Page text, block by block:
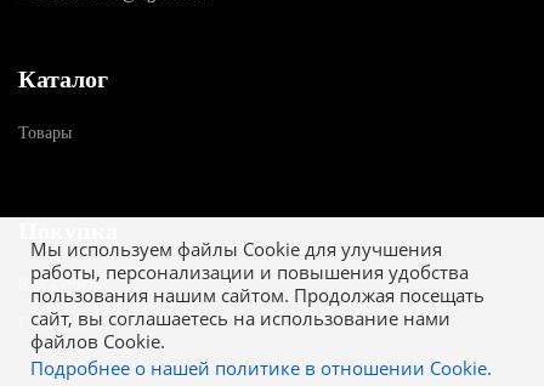
Мы используем файлы Cookie для улучшения
работы, персонализации и повышения удобства
пользования нашим сайтом. Продолжая посещать
сайт, вы соглашаетесь на использование нами
файлов Cookie.
Подробнее о нашей политике в отношении Cookie.
Каталог
Товары
Как купить
Гарантия